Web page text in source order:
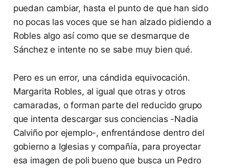
puedan cambiar, hasta el punto de que han sido
no pocas las voces que se han alzado pidiendo a
Robles algo así como que se desmarque de
Sánchez e intente no se sabe muy bien qué.
Pero es un error, una cándida equivocación.
Margarita Robles, al igual que otras y otros
camaradas, o forman parte del reducido grupo
que intenta descargar sus conciencias -Nadia
Calviño por ejemplo-, enfrentándose dentro del
gobierno a Iglesias y compañía, para proyectar
esa imagen de poli bueno que busca un Pedro